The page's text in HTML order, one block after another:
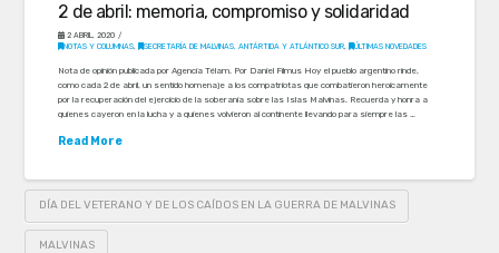
2 de abril: memoria, compromiso y solidaridad
2 ABRIL, 2020
NOTAS Y COLUMNAS, SECRETARÍA DE MALVINAS, ANTÁRTIDA Y ATLÁNTICO SUR, ÚLTIMAS NOVEDADES
Nota de opinión publicada por Agencia Télam. Por Daniel Filmus Hoy el pueblo argentino rinde,
como cada 2 de abril, un sentido homenaje a los compatriotas que combatieron heroicamente
por la recuperación del ejercicio de la soberanía sobre las Islas Malvinas. Recuerda y honra a
quienes cayeron en la lucha y a quienes volvieron al continente llevando para siempre las …
Read More
DÍA DEL VETERANO Y DE LOS CAÍDOS EN LA GUERRA DE MALVINAS
MALVINAS